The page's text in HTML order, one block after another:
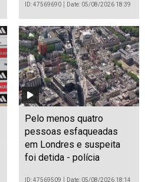
ID: 47569690 Date: 05/08/2026 18:39
Pelo menos quatro
pessoas esfaqueadas
em Londres e suspeita
foi detida - polícia
ID: 47569509 Date: 05/08/2026 18:14